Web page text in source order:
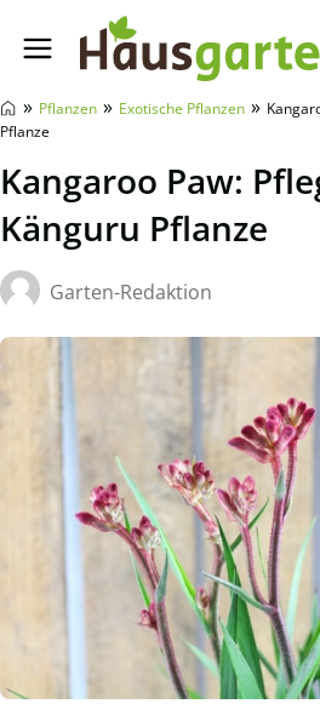
Hausgarten.net
» Pflanzen » Exotische Pflanzen »
Pflanze
Kangaroo Paw:
Känguru Pflanze
Garten-Redaktion